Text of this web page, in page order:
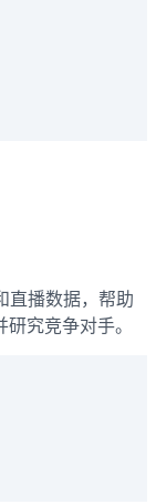
直播数据，帮助
究竞争对手。